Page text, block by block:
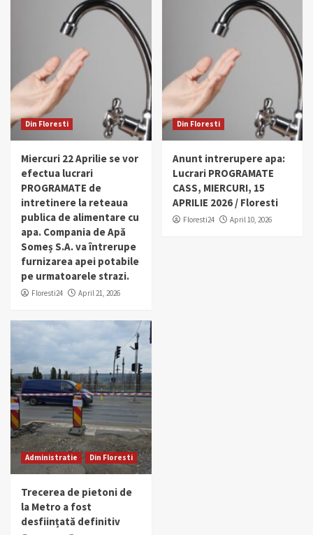
Din Floresti
Miercuri 22 Aprilie se vor
efectua lucrari
PROGRAMATE de
intretinere la reteaua
publica de alimentare cu
apa. Compania de Apă
Someș S.A. va întrerupe
furnizarea apei potabile
pe urmatoarele strazi.
Floresti24 April 21, 2026
Din Floresti
Anunt intrerupere apa:
Lucrari PROGRAMATE
CASS, MIERCURI, 15
APRILIE 2026 / Floresti
Floresti24 April 10, 2026
Administratie Din Floresti
Trecerea de pietoni de
la Metro a fost
desființată definitiv